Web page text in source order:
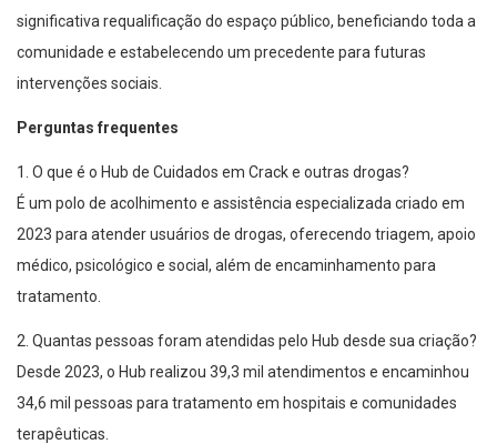
significativa requalificação do espaço público, beneficiando toda a
comunidade e estabelecendo um precedente para futuras
intervenções sociais.
Perguntas frequentes
1. O que é o Hub de Cuidados em Crack e outras drogas?
É um polo de acolhimento e assistência especializada criado em
2023 para atender usuários de drogas, oferecendo triagem, apoio
médico, psicológico e social, além de encaminhamento para
tratamento.
2. Quantas pessoas foram atendidas pelo Hub desde sua criação?
Desde 2023, o Hub realizou 39,3 mil atendimentos e encaminhou
34,6 mil pessoas para tratamento em hospitais e comunidades
terapêuticas.